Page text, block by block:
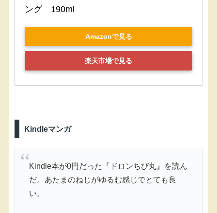
ング　190ml
Amazonで見る
楽天市場で見る
Kindleマンガ
Kindle本が0円だった『ドロンちび丸』を読ん
だ。あたまのねじがゆるむ感じでとても良
い。